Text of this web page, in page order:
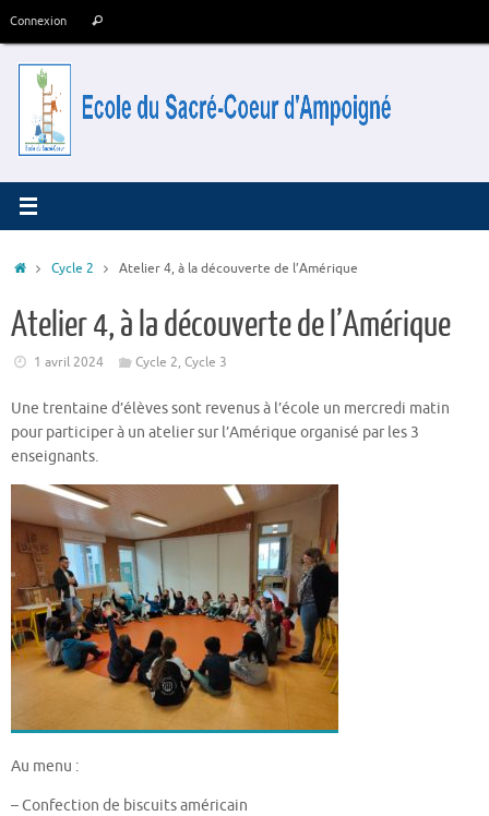
Connexion Rechercher
Accueil
Cycle 2 Atelier 4, à la découverte de l’Amérique
Atelier 4, à la découverte de l’Amérique
1 avril 2024 Cycle 2,Cycle 3
Une trentaine d’élèves sont revenus à l’école un mercredi matin
pour participer à un atelier sur l’Amérique organisé par les 3
enseignants.
Au menu :
– Confection de biscuits américain